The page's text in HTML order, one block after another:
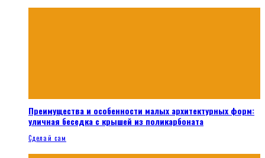
Преимущества и особенности малых архитектурных форм:
уличная беседка с крышей из поликарбоната
Сделай сам